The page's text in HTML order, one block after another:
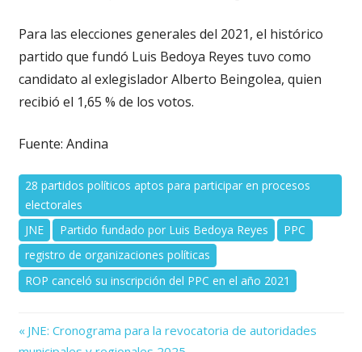
Para las elecciones generales del 2021, el histórico
partido que fundó Luis Bedoya Reyes tuvo como
candidato al exlegislador Alberto Beingolea, quien
recibió el 1,65 % de los votos.
Fuente: Andina
28 partidos políticos aptos para participar en procesos
electorales
JNE
Partido fundado por Luis Bedoya Reyes
PPC
registro de organizaciones políticas
ROP canceló su inscripción del PPC en el año 2021
Navegación
Previous
JNE: Cronograma para la revocatoria de autoridades